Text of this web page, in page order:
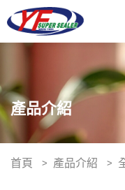
產品介紹
首頁 產品介紹